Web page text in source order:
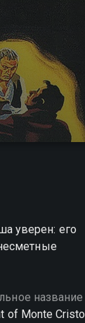
уверен: его
название
of Monte Cristo